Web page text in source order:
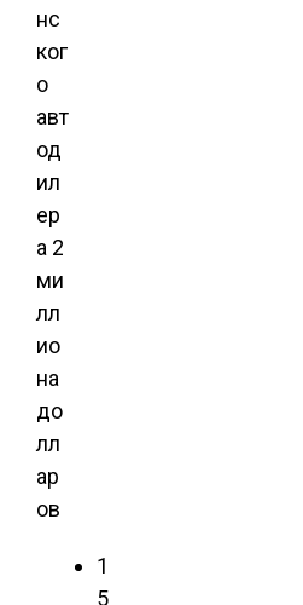
нс
ког
о
авт
од
ил
ер
а 2
ми
лл
ио
на
до
лл
ар
ов
1
5